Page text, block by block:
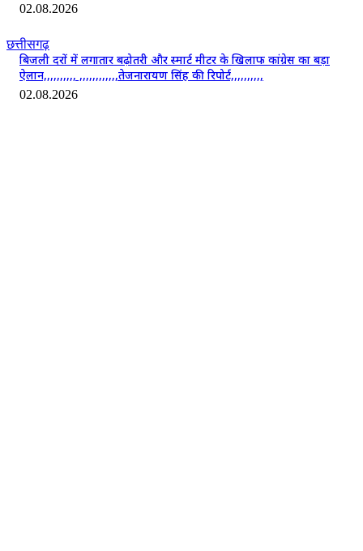
02.08.2026
छत्तीसगढ़
बिजली दरों में लगातार बढ़ोतरी और स्मार्ट मीटर के खिलाफ कांग्रेस का बड़ा
ऐलान,,,,,,,,,, ,,,,,,,,,,,,तेजनारायण सिंह की रिपोर्ट,,,,,,,,,,
02.08.2026